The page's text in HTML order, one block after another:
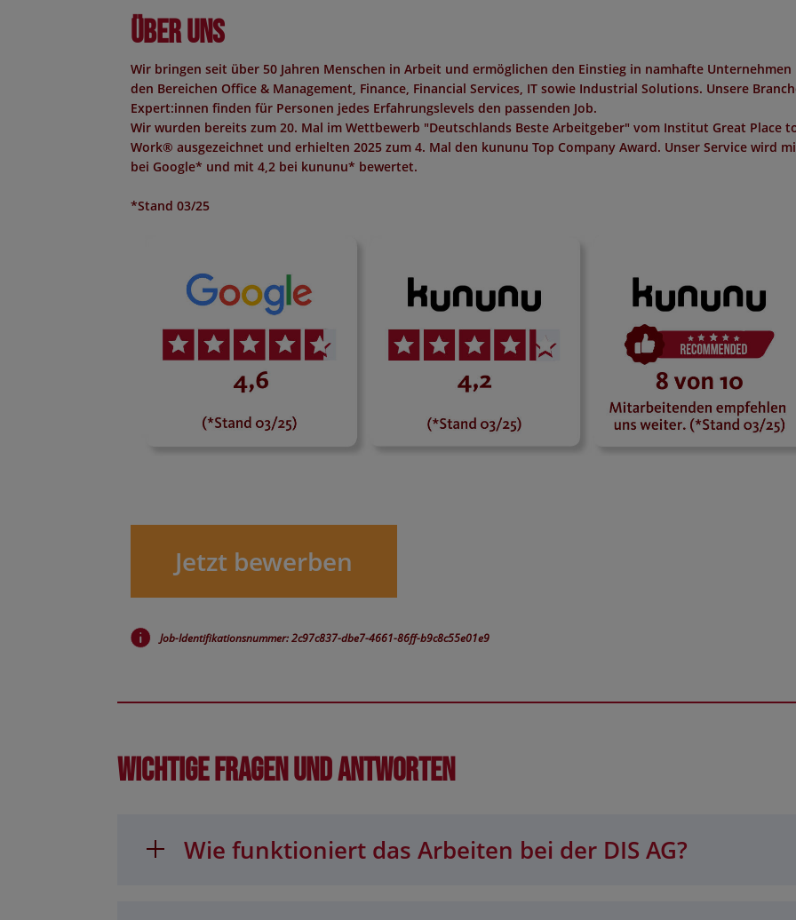
Über uns
Wir bringen seit über 50 Jahren Menschen in Arbeit und ermöglichen den Einstieg in namhafte Unternehmen
den Bereichen Office & Management, Finance, Financial Services, IT sowie Industrial Solutions. Unsere
Expert:innen finden für Personen jedes Erfahrungslevels den passenden Job.
Wir wurden bereits zum 20. Mal im Wettbewerb "Deutschlands Beste Arbeitgeber" vom Institut Great Place
Work® ausgezeichnet und erhielten 2025 zum 4. Mal den kununu Top Company Award. Unser Service wird
bei Google* und mit 4,2 bei kununu* bewertet.
*Stand 03/25
Jetzt bewerben
Job-Identifikationsnummer: 2c97c837-dbe7-4661-86ff-b9c8c55e01e9
Wichtige Fragen und Antworten
Wie funktioniert das Arbeiten bei der DIS AG?